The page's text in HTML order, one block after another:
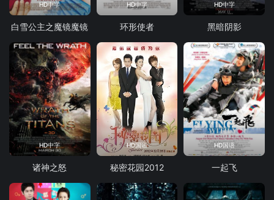
HD中字
白雪公主之魔镜魔镜
HD中字
环形使者
HD中字
黑暗阴影
HD中字
诸神之怒
HD国语
秘密花园2012
HD国语
一起飞